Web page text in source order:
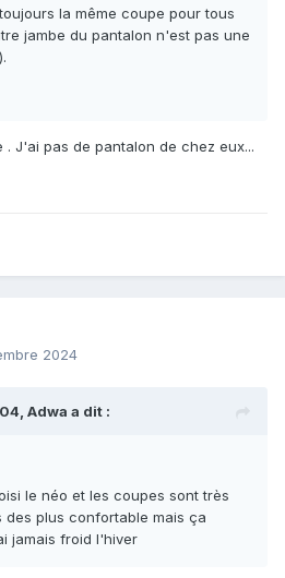
la même coupe pour tous
jambe du pantalon n'est pas une
J'ai pas de pantalon de chez eux...
2024
Adwa a dit :
le néo et les coupes sont très
plus confortable mais ça
jamais froid l'hiver